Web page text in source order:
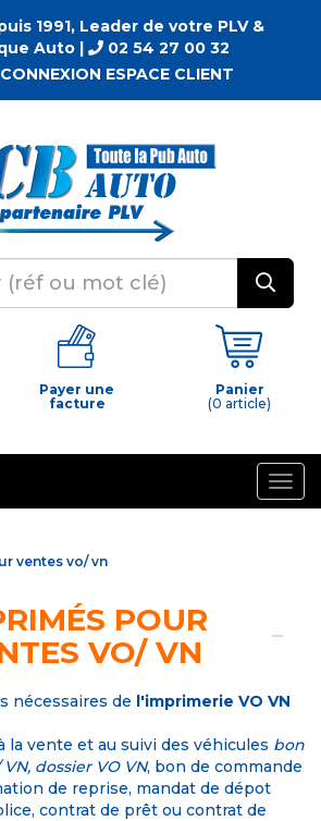
1991, Leader de votre PLV &
Auto |
02 54 27 00 32
ESPACE CLIENT
Payer une
facture
Panier
(0 article)
ventes vo/ vn
POUR
VO/ VN
nécessaires de l'imprimerie VO VN
la vente et au suivi des véhicules bon
dossier VO VN, bon de commande
de reprise, mandat de dépot
contrat de prêt ou contrat de